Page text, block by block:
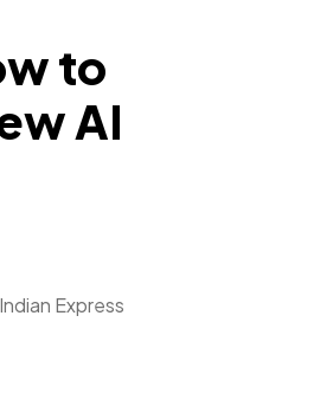
to
AI
Express